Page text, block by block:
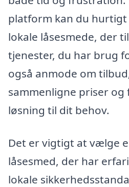
platform kan du
lokale låsesmede, der
tjenester, du har brug
også anmode om
sammenligne priser og
løsning til dit behov.
Det er vigtigt at vælge
låsesmed, der har
lokale